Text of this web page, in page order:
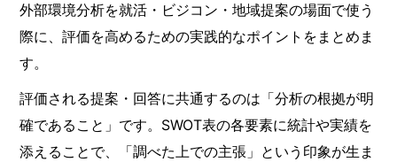
外部環境分析を就活・ビジコン・地域提案の場面で使う
際に、評価を高めるための実践的なポイントをまとめま
す。
評価される提案・回答に共通するのは「分析の根拠が明
確であること」です。SWOT表の各要素に統計や実績を
添えることで、「調べた上での主張」という印象が生ま